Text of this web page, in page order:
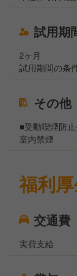
試用期
2ヶ月
試用期間の条
その他
■受動喫煙防
室内禁煙
福利
交通費
実費支給